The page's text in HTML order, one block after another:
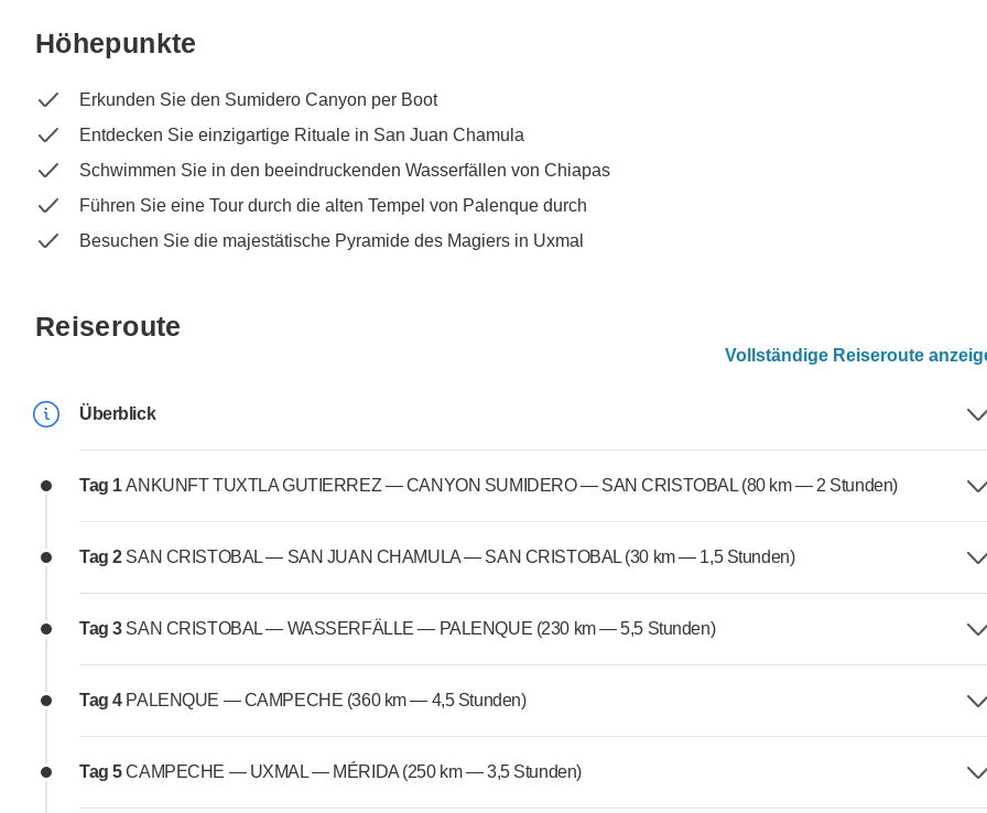
Höhepunkte
Erkunden Sie den Sumidero Canyon per Boot
Entdecken Sie einzigartige Rituale in San Juan Chamula
Schwimmen Sie in den beeindruckenden Wasserfällen von Chiapas
Führen Sie eine Tour durch die alten Tempel von Palenque durch
Besuchen Sie die majestätische Pyramide des Magiers in Uxmal
Reiseroute
Vollständige Reiseroute
Überblick
Tag 1ANKUNFT TUXTLA GUTIERREZ — CANYON SUMIDERO — SAN CRISTOBAL (80 km — 2 Stunden)
Tag 2 SAN CRISTOBAL — SAN JUAN CHAMULA — SAN CRISTOBAL (30 km — 1,5 Stunden)
Tag 3 SAN CRISTOBAL — WASSERFÄLLE — PALENQUE (230 km — 5,5 Stunden)
Tag 4 PALENQUE — CAMPECHE (360 km — 4,5 Stunden)
Tag 5CAMPECHE — UXMAL — MÉRIDA (250 km — 3,5 Stunden)